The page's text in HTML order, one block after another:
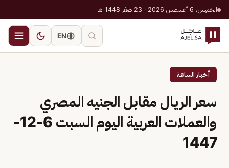
الخميس، 6 أغسطس 2026 · 23 صفر 1448 هـ
EN
أخبار الساعة
سعر الريال مقابل الجنيه المصري
والعملات العربية اليوم السبت 6-12-
1447